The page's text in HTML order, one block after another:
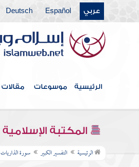
عربي Español
Deutsch
الرئيسية موسوعات مقالات
المكتبة الإسلامية
الرئيسية التفسير الكبير سورة الذاريات
سورة الجاثية
سورة الأحقاف
سورة محمد
سورة الفتح
سورة الحجرات
سورة ق
سورة الذاريات